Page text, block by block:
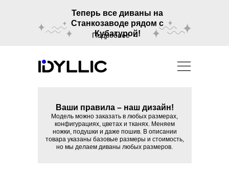
Подробнее →
Теперь все диваны на
Станкозаводе рядом с
Кубатурой!
Ваши правила – наш дизайн!
Модель можно заказать в любых размерах,
конфигурациях, цветах и тканях. Меняем
ножки, подушки и даже пошив. В описании
товара указаны базовые размеры и стоимость,
но мы делаем диваны любых размеров.